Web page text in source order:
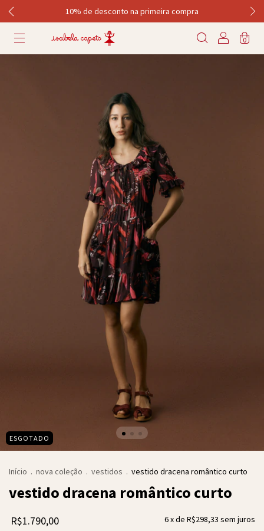
10% de desconto na primeira compra
0
ESGOTADO
Início . nova coleção . vestidos . vestido dracena romântico curto
vestido dracena romântico curto
R$1.790,00 6x de R$298,33 sem juros